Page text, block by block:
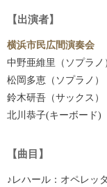
【出演者】
横浜市民広間演奏会
中野亜維里（ソプラノ
松岡多恵（ソプラノ）
鈴木研吾（サックス）
北川恭子(キーボード)
【曲目】
♪レハール：オペレッ